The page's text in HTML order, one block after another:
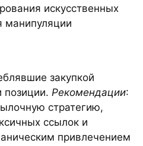
искусственных
манипуляции
закупкой
позиции. Рекомендации:
стратегию,
ссылок и
привлечением